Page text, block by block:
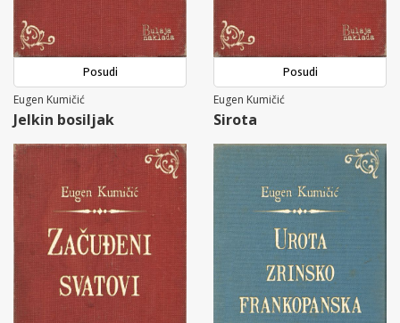
Posudi
Eugen Kumičić
Jelkin bosiljak
Posudi
Eugen Kumičić
Sirota